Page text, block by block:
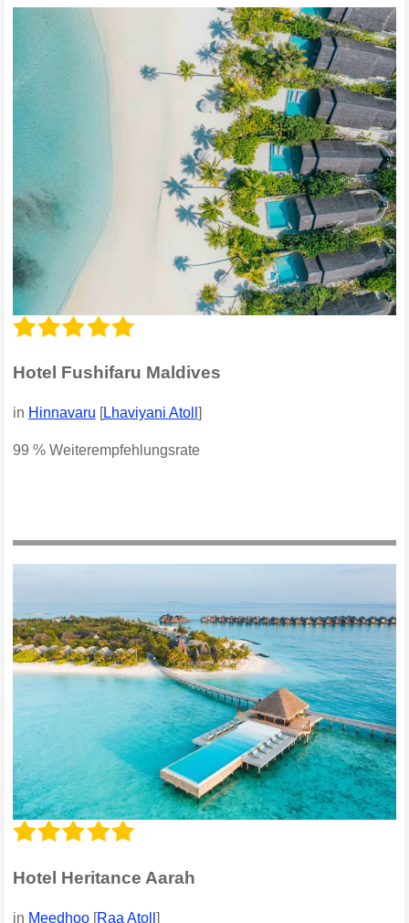
Hotel Fushifaru Maldives
in Hinnavaru [Lhaviyani Atoll ]
99 % Weiterempfehlungsrate
Hotel Heritance Aarah
in Meedhoo[Raa Atoll ]